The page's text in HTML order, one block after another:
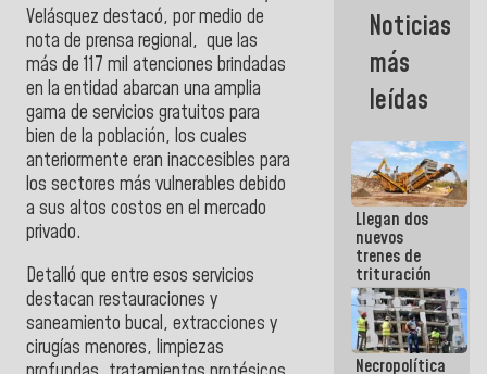
Velásquez destacó, por medio de
nota de prensa regional, que las
más de 117 mil atenciones brindadas
en la entidad abarcan una amplia
gama de servicios gratuitos para
bien de la población, los cuales
anteriormente eran inaccesibles para
los sectores más vulnerables debido
a sus altos costos en el mercado
privado.
Detalló que entre esos servicios
destacan restauraciones y
saneamiento bucal, extracciones y
cirugías menores, limpiezas
Machado se
estrellaron
de frente
contra el
Pueblo
Noticias
más
leídas
Llegan dos
nuevos
trenes de
trituración
para
optimizar
manejo de
escombros
en La Guaira
Necropolítica